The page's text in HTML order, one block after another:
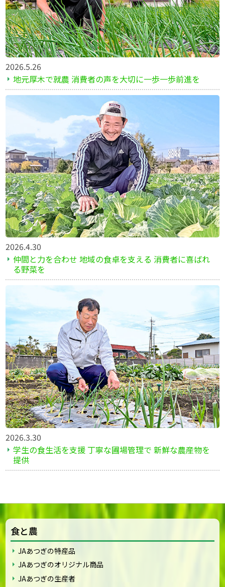
2026.5.26
地元厚木で就農 消費者の声を大切に一歩一歩前進を
2026.4.30
仲間と力を合わせ 地域の食卓を支える 消費者に喜ばれ
る野菜を
2026.3.30
学生の食生活を支援 丁寧な圃場管理で 新鮮な農産物を
提供
食と農
JAあつぎの特産品
JAあつぎのオリジナル商品
JAあつぎの生産者